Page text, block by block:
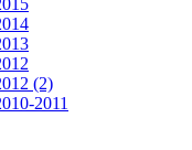
(2)
2011